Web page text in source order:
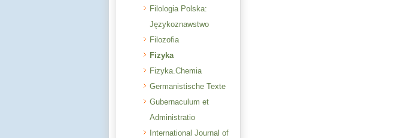
Filologia Polska:
Językoznawstwo
Filozofia
Fizyka
Fizyka.Chemia
Germanistische Texte
Gubernaculum et
Administratio
International Journal of